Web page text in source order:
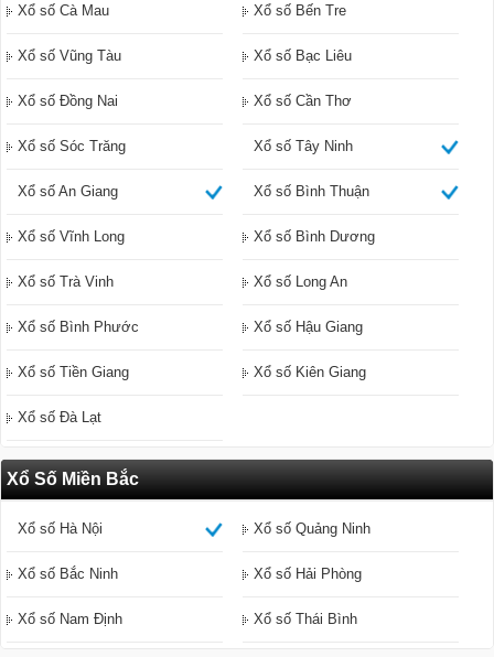
Xổ số Cà Mau Xổ số Bến Tre
Xổ số Vũng Tàu Xổ số Bạc Liêu
Xổ số Đồng Nai Xổ số Cần Thơ
Xổ số Sóc Trăng Xổ số Tây Ninh
Xổ số An Giang Xổ số Bình Thuận
Xổ số Vĩnh Long Xổ số Bình Dương
Xổ số Trà Vinh Xổ số Long An
Xổ số Bình Phước Xổ số Hậu Giang
Xổ số Tiền Giang Xổ số Kiên Giang
Xổ số Đà Lạt
Xổ Số Miền Bắc
Xổ số Hà Nội Xổ số Quảng Ninh
Xổ số Bắc Ninh Xổ số Hải Phòng
Xổ số Nam Định Xổ số Thái Bình